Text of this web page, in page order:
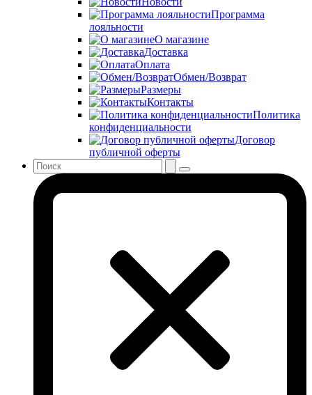
Программа
лояльности
О магазине
Доставка
Оплата
Обмен/Возврат
Размеры
Контакты
Политика
конфиденциальности
Договор
публичной оферты